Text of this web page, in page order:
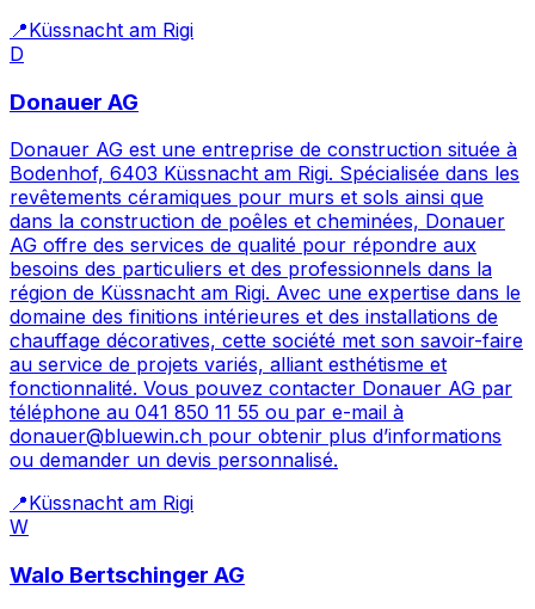
📍Küssnacht am Rigi
D
Donauer AG
Donauer AG est une entreprise de construction située à
Bodenhof, 6403 Küssnacht am Rigi. Spécialisée dans les
revêtements céramiques pour murs et sols ainsi que
dans la construction de poêles et cheminées, Donauer
AG offre des services de qualité pour répondre aux
besoins des particuliers et des professionnels dans la
région de Küssnacht am Rigi. Avec une expertise dans le
domaine des finitions intérieures et des installations de
chauffage décoratives, cette société met son savoir-faire
au service de projets variés, alliant esthétisme et
fonctionnalité. Vous pouvez contacter Donauer AG par
téléphone au 041 850 11 55 ou par e-mail à
donauer@bluewin.ch pour obtenir plus d’informations
ou demander un devis personnalisé.
📍Küssnacht am Rigi
W
Walo Bertschinger AG